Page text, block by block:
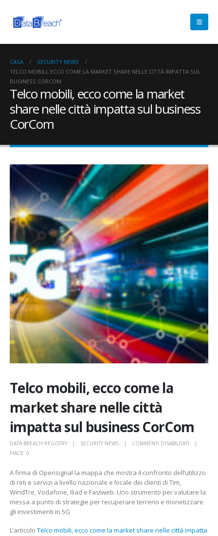
CASA
SECURITY NEWS
TELCO MOBILI, ECCO COME LA MARKET SHARE NELLE CITTÀ IMPATTA SUL
BUSINESS CORCOM
Telco mobili, ecco come la market
share nelle città impatta sul business
CorCom
Telco mobili, ecco come la
market share nelle città
impatta sul business CorCom
DATA BREACH REGISTRY SECURITY NEWS COMMENTI DISABILITATI
ECCO
LA
MARKET
CITTÀ
PIACE: 0
A firma di Opensignal la mappa che mostra il confronto dell’utilizzo
di reti e servizi a livello nazionale e locale dei clienti di Tim,
WindTre, Vodafone, Iliad e Fastweb. Uno strumento per valutare la
messa a punto di strategie per recuperare terreno e monetizzare
gli investimenti in 5G
L’articolo Telco mobili, ecco come la market share nelle città impatta